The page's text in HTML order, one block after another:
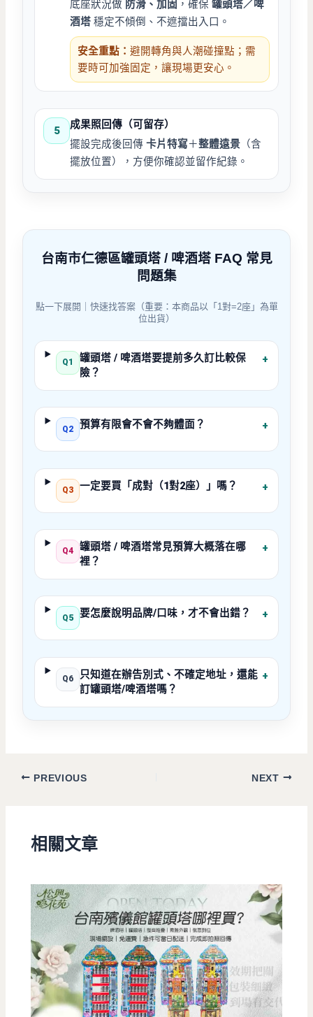
底座狀況做 防滑、加固 ，確保罐頭塔／啤
酒塔 穩定不傾倒、不遮擋出入口。
安全重點：避開轉角與人潮碰撞點；需
要時可加強固定，讓現場更安心。
5
成果照回傳（可留存）
擺設完成後回傳卡片特寫＋整體遠景 （含
擺放位置），方便你確認並留作紀錄。
台南市仁德區罐頭塔 / 啤酒塔 FAQ 常見
問題集
點一下展開｜快速找答案（重要：本商品以「1對=2座」為單
位出貨）
Q1
罐頭塔 / 啤酒塔要提前多久訂比較保
險？
+
Q2 預算有限會不會不夠體面？ +
Q3 一定要買「成對（1對2座）」嗎？ +
Q4
罐頭塔 / 啤酒塔常見預算大概落在哪
裡？
+
Q5 要怎麼說明品牌/口味，才不會出錯？ +
Q6
只知道在辦告別式、不確定地址，還能
訂罐頭塔/啤酒塔嗎？
+
PREVIOUS NEXT
相關文章